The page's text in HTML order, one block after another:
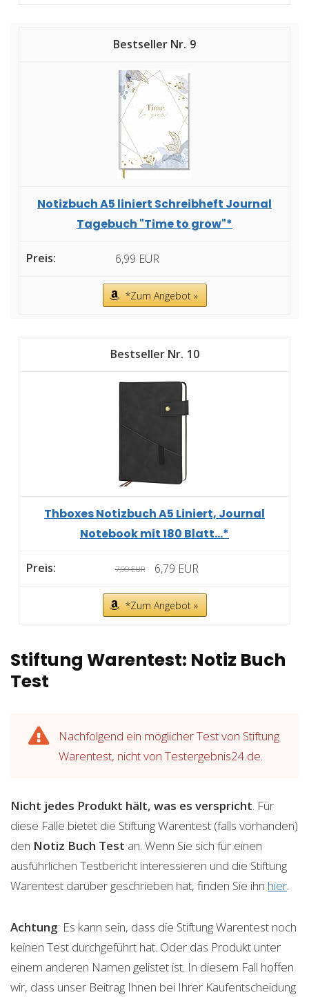
9
Notizbuch A5 liniert Schreibheft Journal
Tagebuch "Time to grow"*
6,99 EUR
*Zum Angebot »
10
Thboxes Notizbuch A5 Liniert, Journal
Notebook mit 180 Blatt...*
7,99 EUR 6,79 EUR
*Zum Angebot »
Stiftung Warentest: Notiz Buch
Test
Nachfolgend ein möglicher Test von Stiftung
Warentest, nicht von Testergebnis24.de.
Nicht jedes Produkt hält, was es verspricht. Für
diese Fälle bietet die Stiftung Warentest (falls vorhanden)
den Notiz Buch Test an. Wenn Sie sich für einen
ausführlichen Testbericht interessieren und die Stiftung
Warentest darüber geschrieben hat, finden Sie ihn hier.
Achtung: Es kann sein, dass die Stiftung Warentest noch
keinen Test durchgeführt hat. Oder das Produkt unter
einem anderen Namen gelistet ist. In diesem Fall hoffen
wir, dass unser Beitrag Ihnen bei Ihrer Kaufentscheidung